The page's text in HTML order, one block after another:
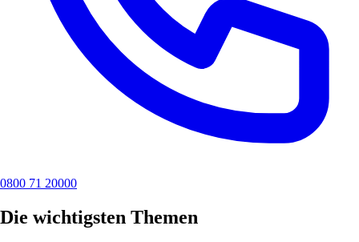
0800 71 20000
Die wichtigsten Themen